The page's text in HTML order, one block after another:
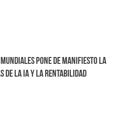
pone de manifiesto la
de la IA y la rentabilidad